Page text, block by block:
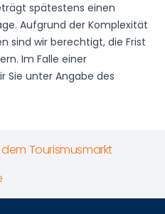
spätestens einen
Aufgrund der Komplexität
sind wir berechtigt, die Frist
Im Falle einer
Sie unter Angabe des
Tourismusmarkt